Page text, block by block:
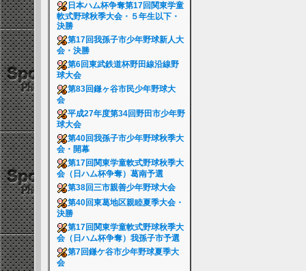
日本ハム杯争奪第17回関東学童
軟式野球秋季大会・５年生以下・
決勝
第17回我孫子市少年野球新人大
会・決勝
第6回東武鉄道杯野田線沿線野
球大会
第83回鎌ヶ谷市民少年野球大
会
平成27年度第34回野田市少年野
球大会
第40回我孫子市少年野球秋季大
会・開幕
第17回関東学童軟式野球秋季大
会（日ハム杯争奪）葛南予選
第38回三市親善少年野球大会
第40回東葛地区親睦夏季大会・
決勝
第17回関東学童軟式野球秋季大
会（日ハム杯争奪）我孫子市予選
第7回鎌ケ谷市少年野球夏季大
会